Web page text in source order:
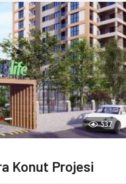
537
Konut Projesi